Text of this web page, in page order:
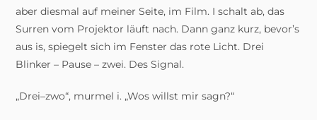
aber diesmal auf meiner Seite, im Film. I schalt ab, das
Surren vom Projektor läuft nach. Dann ganz kurz, bevor’s
aus is, spiegelt sich im Fenster das rote Licht. Drei
Blinker – Pause – zwei. Des Signal.
„Drei–zwo“, murmel i. „Wos willst mir sagn?“